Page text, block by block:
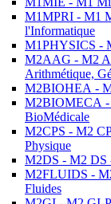
M1MPRI - M1
l'Informatique
M1PHYSICS -
M2AAG - M2
Arithmétique,
M2BIOHEA -
M2BIOMECA -
BioMédicale
M2CPS - M2
Physique
M2DS - M2 DS
M2FLUIDS -
Fluides